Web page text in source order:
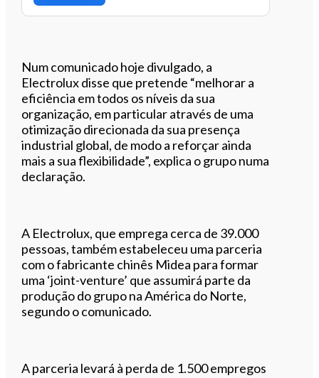
Num comunicado hoje divulgado, a
Electrolux disse que pretende “melhorar a
eficiência em todos os níveis da sua
organização, em particular através de uma
otimização direcionada da sua presença
industrial global, de modo a reforçar ainda
mais a sua flexibilidade”, explica o grupo numa
declaração.
A Electrolux, que emprega cerca de 39.000
pessoas, também estabeleceu uma parceria
com o fabricante chinês Midea para formar
uma ‘joint-venture’ que assumirá parte da
produção do grupo na América do Norte,
segundo o comunicado.
A parceria levará à perda de 1.500 empregos